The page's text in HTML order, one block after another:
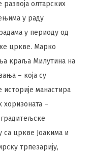
олтарских
у раду
у периоду од
цркве. Марко
краља Милутина на
– која су
манастира
хоризоната –
са цркве Јоакима и
трпезарију,